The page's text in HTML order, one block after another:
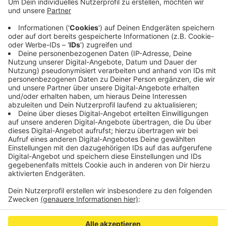
Eine Gruppe aus 15 Aktivisten ist mit Messern,
Zwei Männer aus der rechten Szene sind leicht
verletzt worden. Über die genauen Hintergründe
der Auseinandersetzung konnte uns die Polizei
noch nichts sagen.
Veröffentlicht:Montag, 09.03.2020 07:09
Anzeige
Anzeige